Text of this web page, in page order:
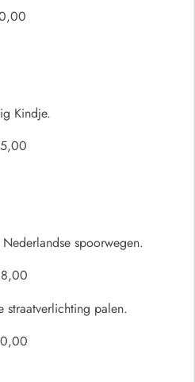
Kindje.
spoorwegen.
straatverlichting palen.